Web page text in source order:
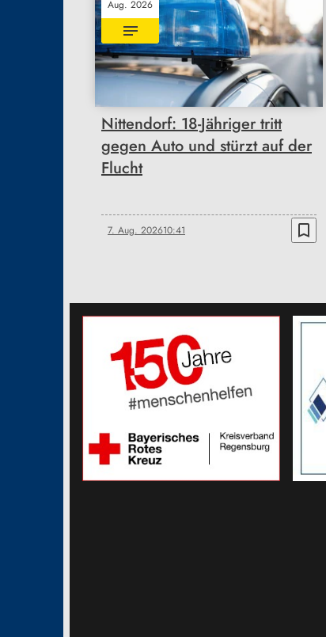
Aug. 2026
Nittendorf: 18-Jähriger tritt
gegen Auto und stürzt auf der
Flucht
7. Aug. 202610:41 bookmark_border